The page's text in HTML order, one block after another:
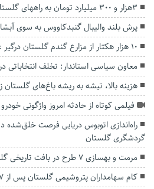
۳هزار و ۳۰۰ میلیارد تومان به راههای گلستان اختصاص یافت
پرش بلند والیبال گنبدکاووس به سوی
۱۰ هزار هکتار از مزارع گندم‌ گلستان درگیر علف هرز است
معاون سیاسی استاندار: تخلف
هزینه بالا، تیشه به ریشه باغ‌های گلستان
فیلمی کوتاه از حادثه امروز واژگونی
راه‌اندازی اتوبوس دریایی فرصت خلق‌شده
گردشگری گلستان
مرمت و بهسازی ۷ طرح در بافت تاریخی گلستان
کام سهامداران پتروشیمی گلستان پس از ۱۷ سال انتظار شیرین شد